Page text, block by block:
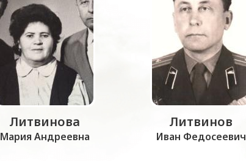
Литвинова
Мария Андреевна
Литвинов
Иван Федосеевич